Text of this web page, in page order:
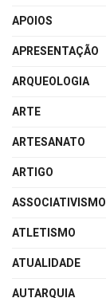
APOIOS
APRESENTAÇÃO
ARQUEOLOGIA
ARTE
ARTESANATO
ARTIGO
ASSOCIATIVISMO
ATLETISMO
ATUALIDADE
AUTARQUIA